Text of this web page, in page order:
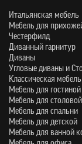
Итальянская мебель
Мебель для
Честерфилд
Диванный гарнитур
Диваны
Угловые диваны и
Классическая мебель
Мебель для гостиной
Мебель для столовой
Мебель для спальни
Мебель для детской
Мебель для ванной